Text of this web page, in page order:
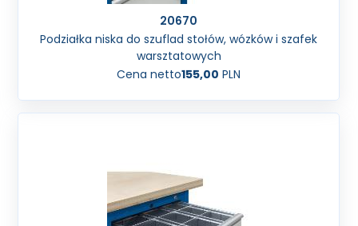
20670
Podziałka niska do szuflad stołów, wózków i szafek
warsztatowych
Cena netto155,00 PLN